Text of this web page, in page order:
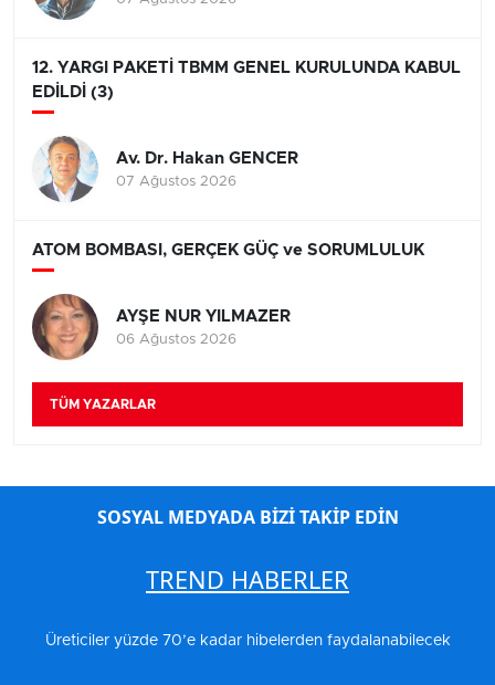
12. YARGI PAKETİ TBMM GENEL KURULUNDA KABUL
EDİLDİ (3)
Av. Dr. Hakan GENCER
07 Ağustos 2026
ATOM BOMBASI, GERÇEK GÜÇ ve SORUMLULUK
AYŞE NUR YILMAZER
06 Ağustos 2026
TÜM YAZARLAR
SOSYAL MEDYADA BİZİ TAKİP EDİN
TREND HABERLER
Üreticiler yüzde 70’e kadar hibelerden faydalanabilecek